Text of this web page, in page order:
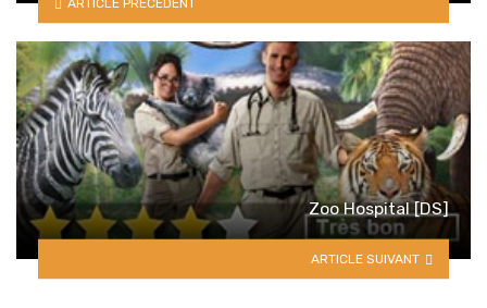
Zoo Hospital [DS]
ARTICLE SUIVANT